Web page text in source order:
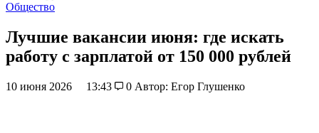
Общество
Лучшие вакансии июня: где искать
работу с зарплатой от 150 000 рублей
10 июня 2026 13:43 0 Автор: Егор Глушенко